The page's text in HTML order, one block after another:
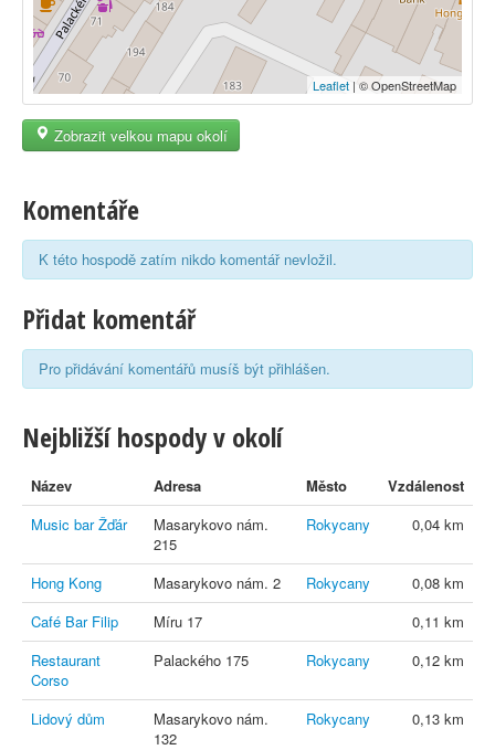
Leaflet | © OpenStreetMap
Zobrazit velkou mapu okolí
Komentáře
K této hospodě zatím nikdo komentář nevložil.
Přidat komentář
Pro přidávání komentářů musíš být přihlášen.
Nejbližší hospody v okolí
Název Adresa Město
Vzdálenost
Music bar Žďár
Masarykovo nám.
215
Rokycany 0,04 km
Hong Kong Masarykovo nám. 2 Rokycany
0,08 km
Café Bar Filip
Míru 17
0,11 km
Restaurant
Corso
Palackého 175 Rokycany 0,12 km
Lidový dům
Masarykovo nám.
132
Rokycany 0,13 km